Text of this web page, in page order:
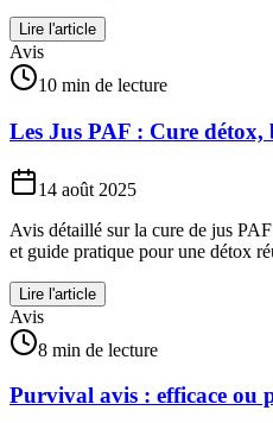
Lire l'article
Avis
10 min de lecture
Les Jus PAF : Cure détox,
14 août 2025
Avis détaillé sur la cure de jus
et guide pratique pour une détox
Lire l'article
Avis
8 min de lecture
Purvival avis : efficace ou